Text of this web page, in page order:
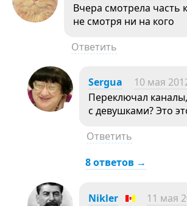
Вчера смотрела часть
не смотря ни на кого
Ответить
Sergua 10 мая
Переключал
с девушками? Это
Ответить
8 ответов →
Nikler 11 мая